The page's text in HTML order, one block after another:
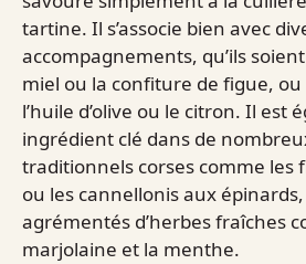
tartine. Il s’associe bien avec
accompagnements, qu’ils
miel ou la confiture de figue, ou
l’huile d’olive ou le citron. Il est
ingrédient clé dans de
traditionnels corses comme les
ou les cannellonis aux
agrémentés d’herbes fraîches
marjolaine et la menthe.